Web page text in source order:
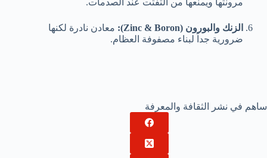
مرونتها ويمنعها من التفتت عند الصدمات.
الزنك والبورون (Zinc & Boron):
معادن نادرة لكنها
ضرورية جداً لبناء مصفوفة العظام.
ساهم في نشر الثقافة والمعرفة